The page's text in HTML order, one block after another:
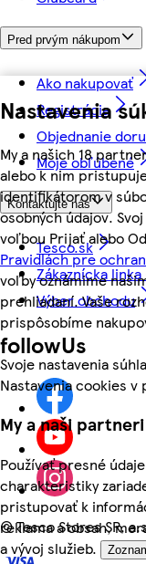
Nastavenia
My a našich 18
alebo k nim
identifikátorom v
osobných údajov.
voľbou Prijať alebo
Pravidlách pre
voľby oznámime
prehliadaní. Vaše
prispôsobíme
Svoje nastavenia
Nastavenia cookies v
My a naši
Používať presné
charakteristiky
pristupovať k
reklama a obsah,
a vývoj služieb.
Pred prvým nákupom
Ako nakupovať
Registrácia
Objednanie
Moje obľúbené
Kontaktujte nás
Tesco.sk
Zákaznícka
Výber obchodu
followUs
©Tesco Stores SR,